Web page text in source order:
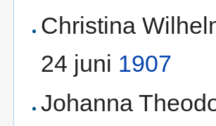
Christina
24 juni 1907
Johanna